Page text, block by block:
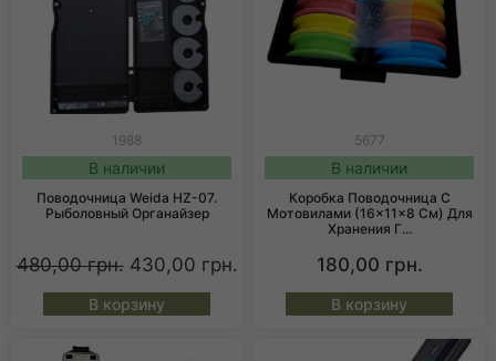
1988
В наличии
Поводочница Weida HZ-07.
Рыболовный Органайзер
480,00грн. 430,00 грн.
В корзину
5677
В наличии
Коробка Поводочница С
Мотовилами (16×11×8 См) Для
Хранения Г...
180,00 грн.
В корзину